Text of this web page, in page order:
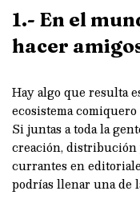
1.- En el
hacer
Hay algo que resulta
ecosistema
Si juntas a toda la
creación, distribución
currantes en
podrías llenar una de